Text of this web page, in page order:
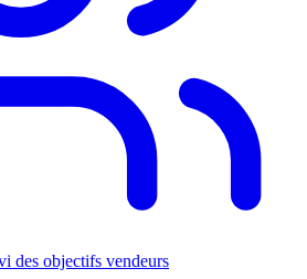
des objectifs vendeurs